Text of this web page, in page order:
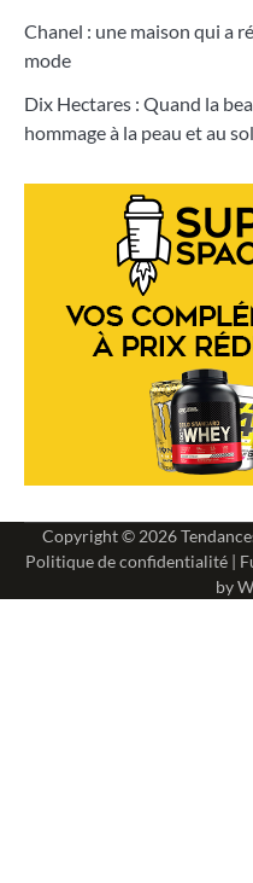
Chanel : une maison qui a
mode
Dix Hectares : Quand la
hommage à la peau et au sol
Copyright © 2026
Politique de confidentialité |
by